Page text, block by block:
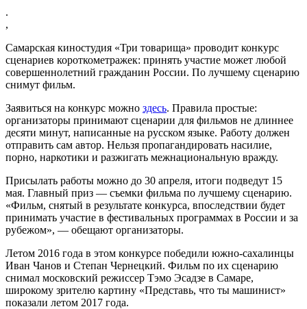
.
,
Самарская киностудия «Три товарища» проводит конкурс
сценариев короткометражек: принять участие может любой
совершеннолетний гражданин России. По лучшему сценарию
снимут фильм.
Заявиться на конкурс можно здесь. Правила простые:
организаторы принимают сценарии для фильмов не длиннее
десяти минут, написанные на русском языке. Работу должен
отправить сам автор. Нельзя пропагандировать насилие,
порно, наркотики и разжигать межнациональную вражду.
Присылать работы можно до 30 апреля, итоги подведут 15
мая. Главный приз — съемки фильма по лучшему сценарию.
«Фильм, снятый в результате конкурса, впоследствии будет
принимать участие в фестивальных программах в России и за
рубежом», — обещают организаторы.
Летом 2016 года в этом конкурсе победили южно-сахалинцы
Иван Чанов и Степан Чернецкий. Фильм по их сценарию
снимал московский режиссер Тэмо Эсадзе в Самаре,
широкому зрителю картину «Представь, что ты машинист»
показали летом 2017 года.